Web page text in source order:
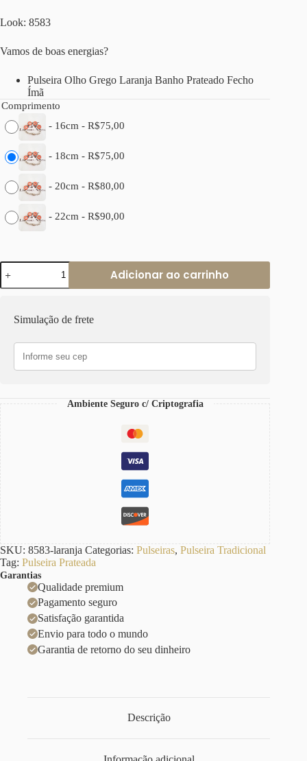
Look: 8583
Vamos de boas energias?
Pulseira Olho Grego Laranja Banho Prateado Fecho
Ímã
Comprimento
- 16cm - R$75,00
- 18cm - R$75,00
- 20cm - R$80,00
- 22cm - R$90,00
Pulseira
Olho
Grego
Prateado
Ímã
quantidade
Adicionar ao carrinho
Simulação de frete
Ambiente Seguro c/ Criptografia
SKU: 8583-laranja Categorias: Pulseiras, Pulseira Tradicional
Tag: Pulseira Prateada
Garantias
Qualidade premium
Pagamento seguro
Satisfação garantida
Envio para todo o mundo
Garantia de retorno do seu dinheiro
Descrição